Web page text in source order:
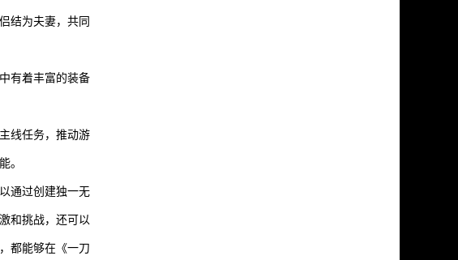
结为夫妻，共同
有着丰富的装备
线任务，推动游
。
通过创建独一无
和挑战，还可以
都能够在《一刀